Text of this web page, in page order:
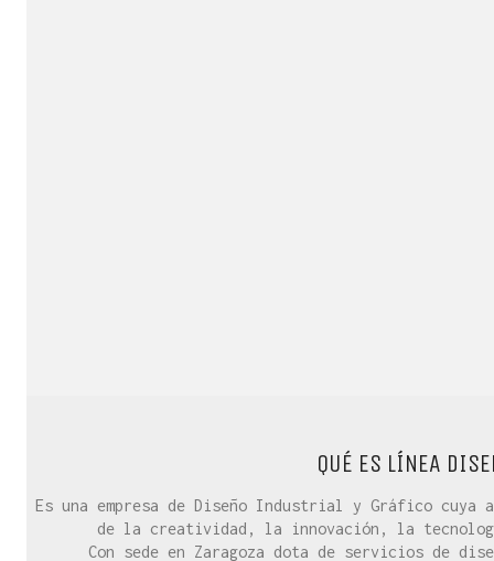
QUÉ ES LÍNEA
Es una empresa de Diseño Industrial y Gráfico
de la creatividad, la innovación, la
Con sede en Zaragoza dota de servicios de